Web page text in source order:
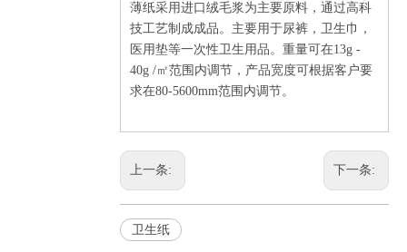
薄纸采用进口绒毛浆为主要原料，通过高科
技工艺制成成品。主要用于尿裤，卫生巾，
医用垫等一次性卫生用品。重量可在13g -
40g /㎡范围内调节，产品宽度可根据客户要
求在80-5600mm范围内调节。
上一条: 下一条:
卫生纸